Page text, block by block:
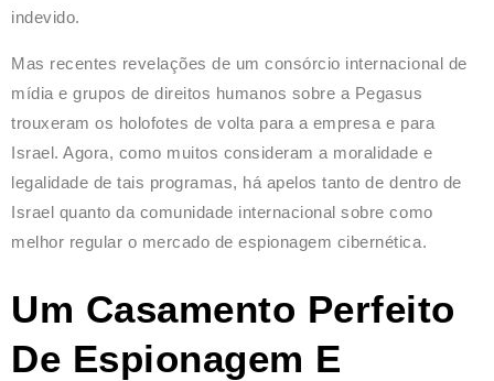
indevido.
Mas recentes revelações de um consórcio internacional de
mídia e grupos de direitos humanos sobre a Pegasus
trouxeram os holofotes de volta para a empresa e para
Israel. Agora, como muitos consideram a moralidade e
legalidade de tais programas, há apelos tanto de dentro de
Israel quanto da comunidade internacional sobre como
melhor regular o mercado de espionagem cibernética.
Um Casamento Perfeito
De Espionagem E